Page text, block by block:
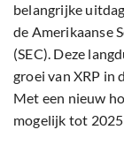
belangrijke
de Amerikaanse
(SEC). Deze
groei van XRP in
Met een nieuw
mogelijk tot